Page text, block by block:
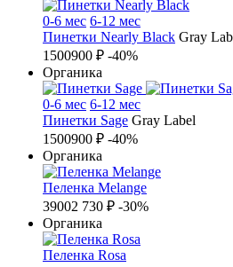
0-6 мес 6-12 мес
Пинетки Nearly Black Gray
1500900 ₽ -40%
Органика
0-6 мес 6-12 мес
Пинетки Sage Gray Label
1500900 ₽ -40%
Органика
Пеленка Melange
39002 730 ₽ -30%
Органика
Пеленка Rosa